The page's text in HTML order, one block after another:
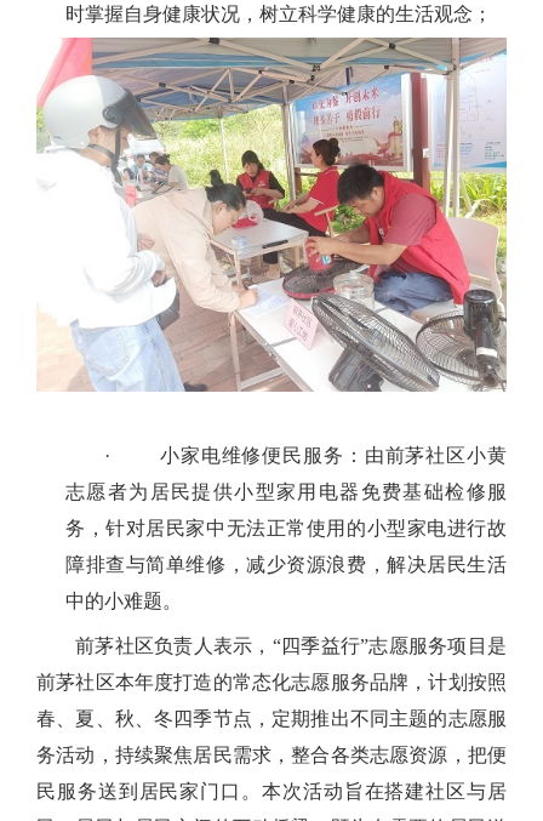
时掌握自身健康状况，树立科学健康的生活观念；
· 小家电维修便民服务：由前茅社区小黄
志愿者为居民提供小型家用电器免费基础检修服
务，针对居民家中无法正常使用的小型家电进行故
障排查与简单维修，减少资源浪费，解决居民生活
中的小难题。
前茅社区负责人表示， “四季益行”志愿服务项目是
前茅社区本年度打造的常态化志愿服务品牌，计划按照
春、夏、秋、冬四季节点，定期推出不同主题的志愿服
务活动，持续聚焦居民需求，整合各类志愿资源，把便
民服务送到居民家门口。本次活动旨在搭建社区与居